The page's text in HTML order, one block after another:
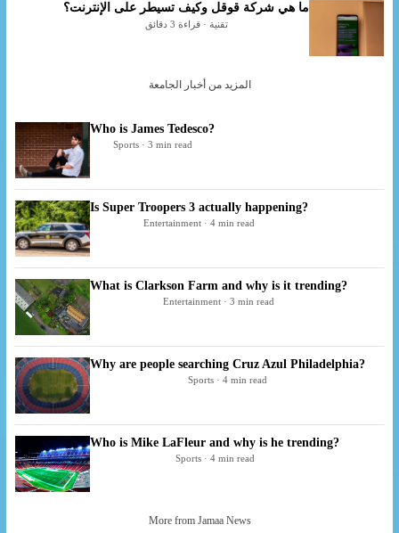
ما هي شركة قوقل وكيف تسيطر على الإنترنت؟
تقنية · قراءة 3 دقائق
المزيد من أخبار الجامعة
Who is James Tedesco?
Sports · 3 min read
Is Super Troopers 3 actually happening?
Entertainment · 4 min read
What is Clarkson Farm and why is it trending?
Entertainment · 3 min read
Why are people searching Cruz Azul Philadelphia?
Sports · 4 min read
Who is Mike LaFleur and why is he trending?
Sports · 4 min read
More from Jamaa News